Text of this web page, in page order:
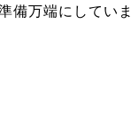
備万端にしてい